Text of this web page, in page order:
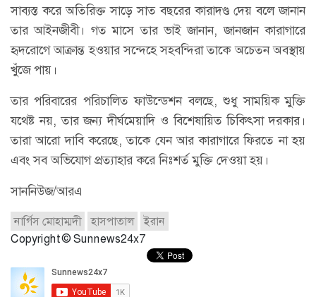
সাব্যস্ত করে অতিরিক্ত সাড়ে সাত বছরের কারাদণ্ড দেয় বলে জানান
তার আইনজীবী। গত মাসে তার ভাই জানান, জানজান কারাগারে
হৃদরোগে আক্রান্ত হওয়ার সন্দেহে সহবন্দিরা তাকে অচেতন অবস্থায়
খুঁজে পায়।
তার পরিবারের পরিচালিত ফাউন্ডেশন বলছে, শুধু সাময়িক মুক্তি
যথেষ্ট নয়, তার জন্য দীর্ঘমেয়াদি ও বিশেষায়িত চিকিৎসা দরকার।
তারা আরো দাবি করেছে, তাকে যেন আর কারাগারে ফিরতে না হয়
এবং সব অভিযোগ প্রত্যাহার করে নিঃশর্ত মুক্তি দেওয়া হয়।
সাননিউজ/আরএ
নার্গিস মোহাম্মদী হাসপাতাল
ইরান
Copyright © Sunnews24x7